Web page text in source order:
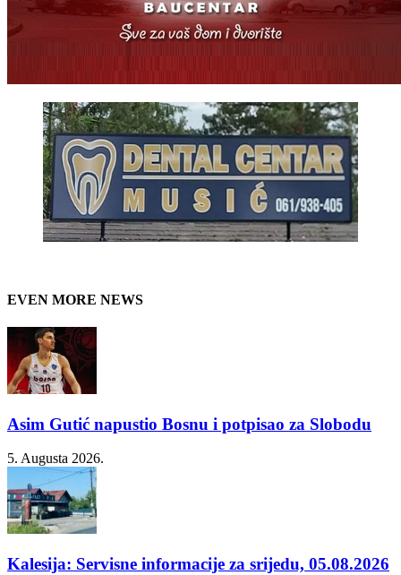
EVEN MORE NEWS
Asim Gutić napustio Bosnu i potpisao za Slobodu
5. Augusta 2026.
Kalesija: Servisne informacije za srijedu, 05.08.2026